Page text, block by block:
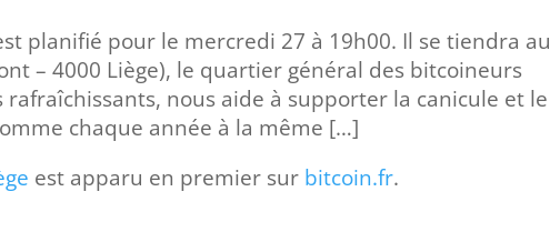
planifié pour le mercredi 27 à 19h00. Il se tiendra au
– 4000 Liège), le quartier général des bitcoineurs
rafraîchissants, nous aide à supporter la canicule et le
chaque année à la même […]
est apparu en premier sur bitcoin.fr.